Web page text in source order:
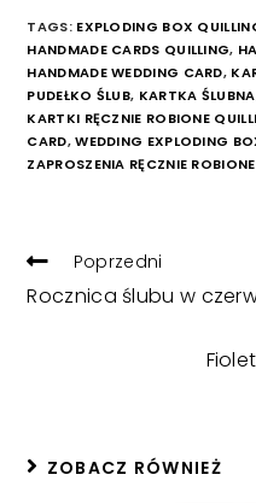
TAGS: EXPLODING BOX
HANDMADE CARDS QUILLING,
HANDMADE WEDDING CARD,
PUDEŁKO ŚLUB, KARTKA ŚLUBNA
KARTKI RĘCZNIE ROBIONE
CARD, WEDDING EXPLODING
ZAPROSZENIA RĘCZNIE
READ
ARTICLES
Poprzedni
Rocznica ślubu w
ZOBACZ RÓWNIEŻ